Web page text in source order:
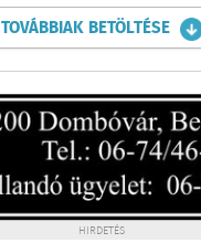
TOVÁBBIAK BETÖLTÉSE
HIRDETÉS